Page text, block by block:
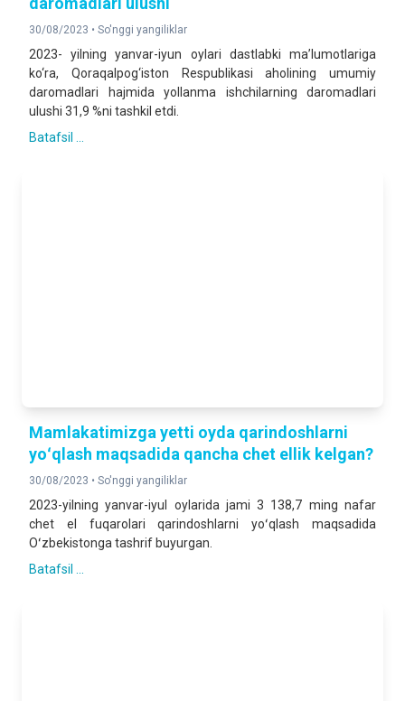
30/08/2023 • So'nggi yangiliklar
2023- yilning yanvar-iyun oylari dastlabki ma’lumotlariga
ko‘ra, Qoraqalpog‘iston Respublikasi aholining umumiy
daromadlari hajmida yollanma ishchilarning daromadlari
ulushi 31,9 %ni tashkil etdi.
Batafsil ...
Mamlakatimizga yetti oyda qarindoshlarni
yoʻqlash maqsadida qancha chet ellik kelgan?
30/08/2023 • So'nggi yangiliklar
2023-yilning yanvar-iyul oylarida jami 3 138,7 ming nafar
chet el fuqarolari qarindoshlarni yoʻqlash maqsadida
Oʻzbekistonga tashrif buyurgan.
Batafsil ...